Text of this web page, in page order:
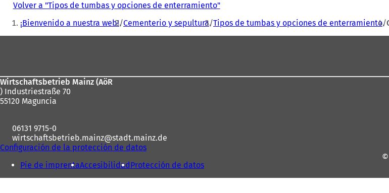
Volver a "Tipos de tumbas y opciones de enterramiento"
Estás
aquí:
¡Bienvenido a nuestra web! Cementerio y sepultura Tipos de tumbas y opciones de enterramiento
pies
Wirtschaftsbetrieb Mainz (AöR
) Industriestraße 70
55120 Maguncia
06131 9715-0
wirtschaftsbetrieb.mainz
stadt.mainz de
Configuración de la protección de datos
Pie de imprentaAccesibilidadProtección de datos
©